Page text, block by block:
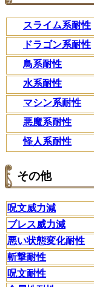
スライム系耐性
ドラゴン系耐性
鳥系耐性
水系耐性
マシン系耐性
悪魔系耐性
怪人系耐性
その他
呪文威力減
ブレス威力減
悪い状態変化耐性
斬撃耐性
呪文耐性